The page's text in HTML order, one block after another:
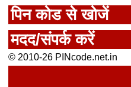
पिन कोड से खोजें
मदद/संपर्क करें
© 2010-26 PINcode.net.in